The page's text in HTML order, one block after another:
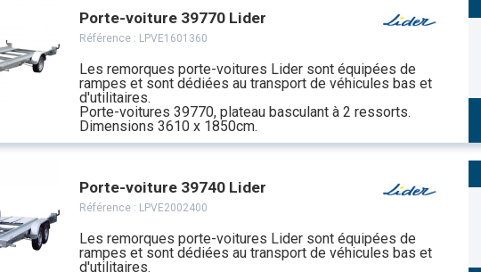
Porte-voiture 39770 Lider
Référence : LPVE1601360
Les remorques porte-voitures Lider sont équipées de
rampes et sont dédiées au transport de véhicules bas et
d'utilitaires.
Porte-voitures 39770, plateau basculant à 2 ressorts.
Dimensions 3610 x 1850cm.
Porte-voiture 39740 Lider
Référence : LPVE2002400
Les remorques porte-voitures Lider sont équipées de
rampes et sont dédiées au transport de véhicules bas et
d'utilitaires.